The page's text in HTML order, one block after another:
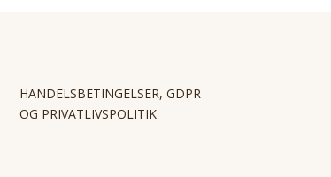
HANDELSBETINGELSER, GDPR
OG PRIVATLIVSPOLITIK